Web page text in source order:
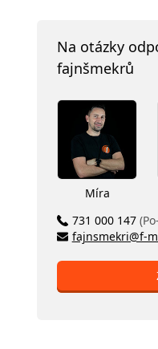
Na otázky
fajnšmekrů
Míra
731 000 147
fajnsmekri@f-